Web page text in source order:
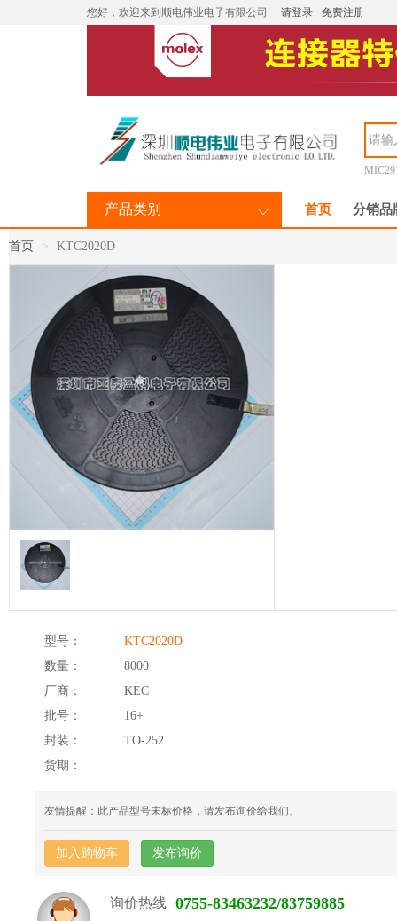
您好，欢迎来到顺电伟业电子有限公司 请登录 免费注册
产品类别 首页 分销品
首页 KTC2020D
型号：
KTC2020D
数量：
8000
厂商：
KEC
批号：
16+
封装：
TO-252
货期：
友情提醒：此产品型号未标价格，请发布询价给我们。
加入购物车 发布询价
询价热线 0755-83463232/83759885